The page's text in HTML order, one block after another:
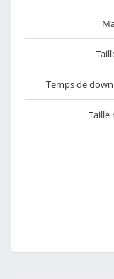
Temps de
Taille